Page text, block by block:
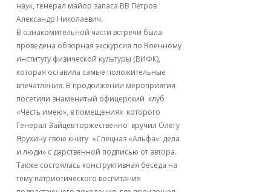
наук, генерал майор запаса ВВ Петров
Александр Николаевич.
В ознакомительной части встречи была
проведена обзорная экскурсия по Военному
институту физической культуры (ВИФК),
которая оставила самые положительные
впечатления. В продолжении мероприятия
посетили знаменитый офицерский клуб
«Честь имею», в помещениях которого
Генерал Зайцев торжественно вручил Олегу
Ярухину свою книгу «Спецназ «Альфа»: дела
и люди» с дарственной подписью от автора.
Также состоялась конструктивная беседа на
тему патриотического воспитания